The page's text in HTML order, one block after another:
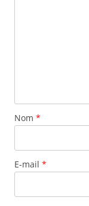
Nom *
E-mail *